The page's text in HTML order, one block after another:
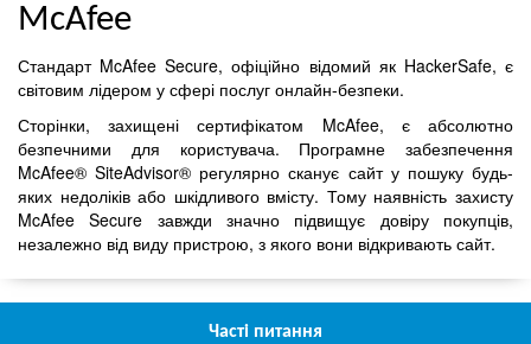
McAfee
Стандарт McAfee Secure, офіційно відомий як HackerSafe, є
світовим лідером у сфері послуг онлайн-безпеки.
Сторінки, захищені сертифікатом McAfee, є абсолютно
безпечними для користувача. Програмне забезпечення
McAfee® SiteAdvisor® регулярно сканує сайт у пошуку будь-
яких недоліків або шкідливого вмісту. Тому наявність захисту
McAfee Secure завжди значно підвищує довіру покупців,
незалежно від виду пристрою, з якого вони відкривають сайт.
Часті питання